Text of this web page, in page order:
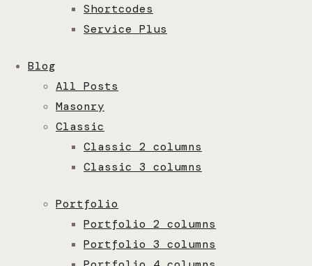
Shortcodes
Service Plus
Blog
All Posts
Masonry
Classic
Classic 2 columns
Classic 3 columns
Portfolio
Portfolio 2 columns
Portfolio 3 columns